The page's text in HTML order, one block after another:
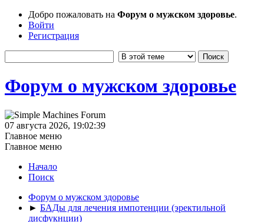
Добро пожаловать на Форум о мужском здоровье.
Войти
Регистрация
Форум о мужском здоровье
07 августа 2026, 19:02:39
Главное меню
Главное меню
Начало
Поиск
Форум о мужском здоровье
► БАДы для лечения импотенции (эректильной
дисфукнции)